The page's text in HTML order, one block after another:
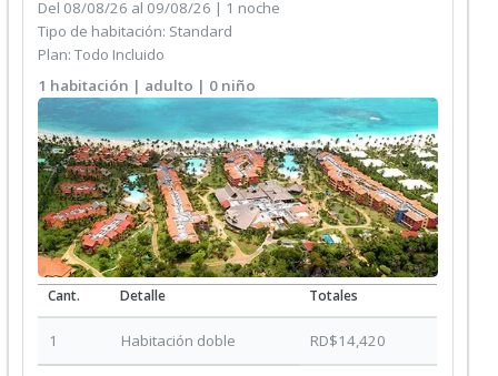
Del 08/08/26 al 09/08/26 | 1 noche
Tipo de habitación: Standard
Plan: Todo Incluido
1 habitación | adulto | 0 niño
Cant. Detalle Totales
1 Habitación doble RD$14,420